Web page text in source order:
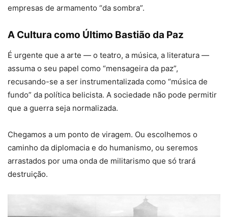
empresas de armamento “da sombra”.
A Cultura como Último Bastião da Paz
É urgente que a arte — o teatro, a música, a literatura —
assuma o seu papel como “mensageira da paz”,
recusando-se a ser instrumentalizada como “música de
fundo” da política belicista. A sociedade não pode permitir
que a guerra seja normalizada.
Chegamos a um ponto de viragem. Ou escolhemos o
caminho da diplomacia e do humanismo, ou seremos
arrastados por uma onda de militarismo que só trará
destruição.